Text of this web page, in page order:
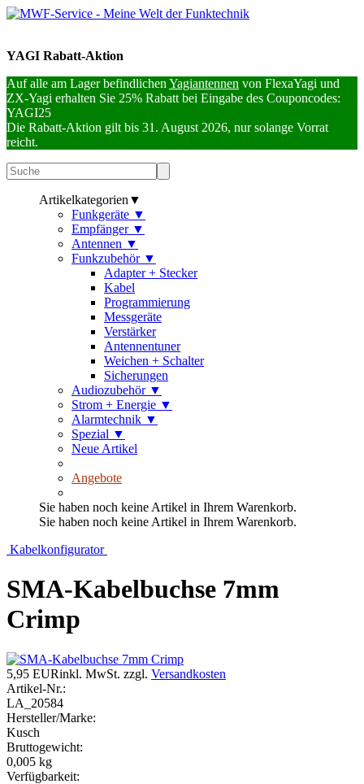
YAGI Rabatt-Aktion
Auf alle am Lager befindlichen Yagiantennen von FlexaYagi und
ZX-Yagi erhalten Sie 25% Rabatt bei Eingabe des Couponcodes:
YAGI25
Die Rabatt-Aktion gilt bis 31. August 2026, nur solange Vorrat
reicht.
Artikelkategorien ▼
Funkgeräte ▼
Empfänger ▼
Antennen ▼
Funkzubehör ▼
Adapter + Stecker
Kabel
Programmierung
Messgeräte
Verstärker
Antennentuner
Weichen + Schalter
Sicherungen
Audiozubehör ▼
Strom + Energie ▼
Alarmtechnik ▼
Spezial ▼
Neue Artikel
Angebote
Sie haben noch keine Artikel in Ihrem Warenkorb.
Sie haben noch keine Artikel in Ihrem Warenkorb.
Kabelkonfigurator
SMA-Kabelbuchse 7mm
Crimp
5,95 EURinkl. MwSt. zzgl. Versandkosten
Artikel-Nr.:
LA_20584
Hersteller/Marke:
Kusch
Bruttogewicht:
0,005 kg
Verfügbarkeit: